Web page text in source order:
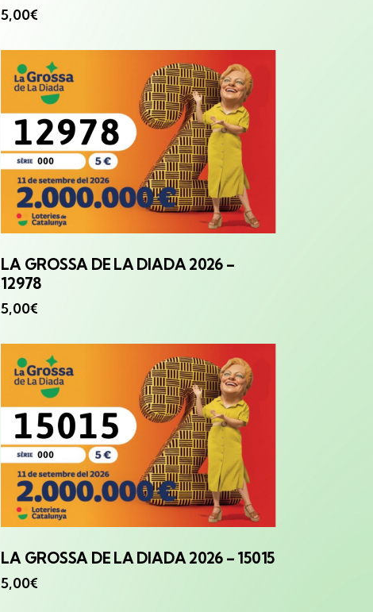
5,00€
LA GROSSA DE LA DIADA 2026 –
12978
5,00€
LA GROSSA DE LA DIADA 2026 – 15015
5,00€